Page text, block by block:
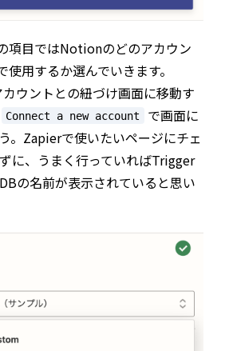
項目ではNotionのどのアカウン
使用するか選んでいきます。
ウントとの紐づけ画面に移動す
Connect a new account
で画面に
。Zapierで使いたいページにチェ
に、うまく行っていればTrigger
の名前が表示されていると思い